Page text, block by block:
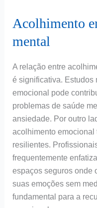
Acolhimento
mental
A relação entre
é significativa. Estudos
emocional pode
problemas de saúde
ansiedade. Por outro
acolhimento emocional
resilientes.
frequentemente
espaços seguros onde
suas emoções sem
fundamental para a